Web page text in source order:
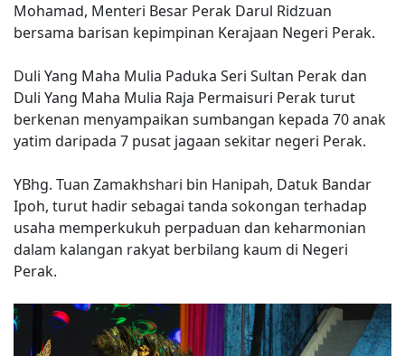
Mohamad, Menteri Besar Perak Darul Ridzuan
bersama barisan kepimpinan Kerajaan Negeri Perak.
Duli Yang Maha Mulia Paduka Seri Sultan Perak dan
Duli Yang Maha Mulia Raja Permaisuri Perak turut
berkenan menyampaikan sumbangan kepada 70 anak
yatim daripada 7 pusat jagaan sekitar negeri Perak.
YBhg. Tuan Zamakhshari bin Hanipah, Datuk Bandar
Ipoh, turut hadir sebagai tanda sokongan terhadap
usaha memperkukuh perpaduan dan keharmonian
dalam kalangan rakyat berbilang kaum di Negeri
Perak.